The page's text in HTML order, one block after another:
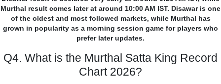
Murthal result comes later at around 10:00 AM IST. Disawar is one
of the oldest and most followed markets, while Murthal has
grown in popularity as a morning session game for players who
prefer later updates.
Q4. What is the Murthal Satta King Record
Chart 2026?